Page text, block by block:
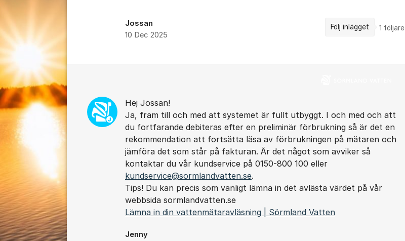
Jossan
10 Dec 2025
Följ inlägget 1 följare
Hej Jossan!
Ja, fram till och med att systemet är fullt utbyggt. I och med och att
du fortfarande debiteras efter en preliminär förbrukning så är det en
rekommendation att fortsätta läsa av förbrukningen på mätaren och
jämföra det som står på fakturan. Är det något som avviker så
kontaktar du vår kundservice på 0150-800 100 eller
kundservice@sormlandvatten.se.
Tips! Du kan precis som vanligt lämna in det avlästa värdet på vår
webbsida sormlandvatten.se
Lämna in din vattenmätaravläsning | Sörmland Vatten
Jenny